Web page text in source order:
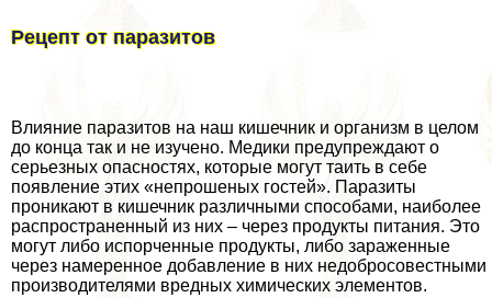
Рецепт от паразитов
Влияние паразитов на наш кишечник и организм в целом
до конца так и не изучено. Медики предупреждают о
серьезных опасностях, которые могут таить в себе
появление этих «непрошеных гостей». Паразиты
проникают в кишечник различными способами, наиболее
распространенный из них – через продукты питания. Это
могут либо испорченные продукты, либо зараженные
через намеренное добавление в них недобросовестными
производителями вредных химических элементов.